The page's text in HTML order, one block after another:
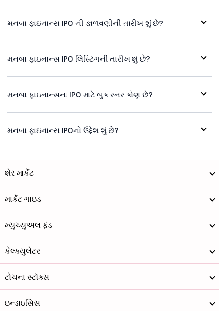
મનબા ફાઇનાન્સ IPO ની ફાળવણીની તારીખ શું છે?
મનબા ફાઇનાન્સ IPO લિસ્ટિંગની તારીખ શું છે?
મનબા ફાઇનાન્સના IPO માટે બુક રનર કોણ છે?
મનબા ફાઇનાન્સ IPOનો ઉદ્દેશ શું છે?
શેર માર્કેટ
માર્કેટ ગાઇડ
મ્યુચ્યુઅલ ફંડ
કેલ્ક્યુલેટર
ટોચના સ્ટૉક્સ
ઇન્ડાઇસિસ